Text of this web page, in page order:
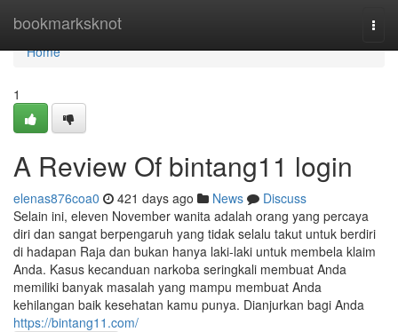
bookmarksknot
Home
Home
1
A Review Of bintang11 login
elenas876coa0 421 days ago News
Discuss
Selain ini, eleven November wanita adalah orang yang percaya
diri dan sangat berpengaruh yang tidak selalu takut untuk berdiri
di hadapan Raja dan bukan hanya laki-laki untuk membela klaim
Anda. Kasus kecanduan narkoba seringkali membuat Anda
memiliki banyak masalah yang mampu membuat Anda
kehilangan baik kesehatan kamu punya. Dianjurkan bagi Anda
https://bintang11.com/